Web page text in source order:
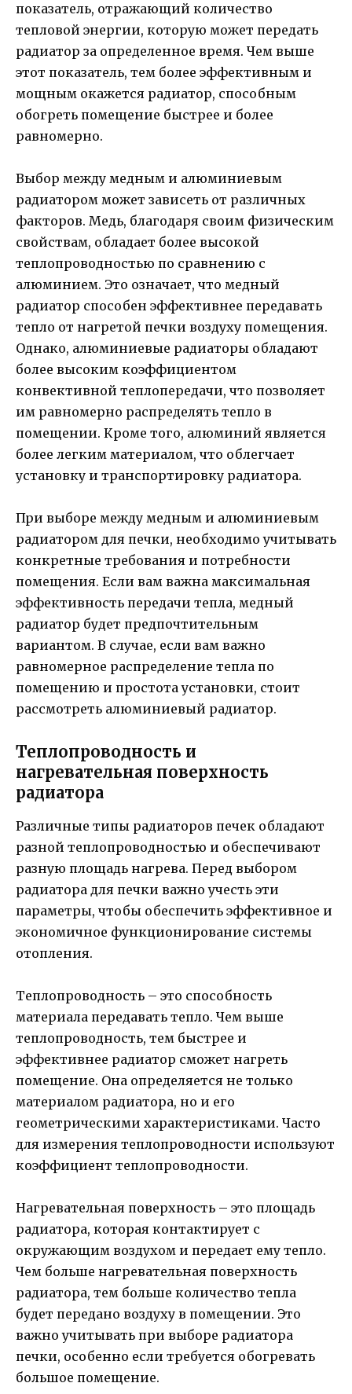
показатель, отражающий количество
тепловой энергии, которую может передать
радиатор за определенное время. Чем выше
этот показатель, тем более эффективным и
мощным окажется радиатор, способным
обогреть помещение быстрее и более
равномерно.
Выбор между медным и алюминиевым
радиатором может зависеть от различных
факторов. Медь, благодаря своим физическим
свойствам, обладает более высокой
теплопроводностью по сравнению с
алюминием. Это означает, что медный
радиатор способен эффективнее передавать
тепло от нагретой печки воздуху помещения.
Однако, алюминиевые радиаторы обладают
более высоким коэффициентом
конвективной теплопередачи, что позволяет
им равномерно распределять тепло в
помещении. Кроме того, алюминий является
более легким материалом, что облегчает
установку и транспортировку радиатора.
При выборе между медным и алюминиевым
радиатором для печки, необходимо учитывать
конкретные требования и потребности
помещения. Если вам важна максимальная
эффективность передачи тепла, медный
радиатор будет предпочтительным
вариантом. В случае, если вам важно
равномерное распределение тепла по
помещению и простота установки, стоит
рассмотреть алюминиевый радиатор.
Теплопроводность и
нагревательная поверхность
радиатора
Различные типы радиаторов печек обладают
разной теплопроводностью и обеспечивают
разную площадь нагрева. Перед выбором
радиатора для печки важно учесть эти
параметры, чтобы обеспечить эффективное и
экономичное функционирование системы
отопления.
Теплопроводность – это способность
материала передавать тепло. Чем выше
теплопроводность, тем быстрее и
эффективнее радиатор сможет нагреть
помещение. Она определяется не только
материалом радиатора, но и его
геометрическими характеристиками. Часто
для измерения теплопроводности используют
коэффициент теплопроводности.
Нагревательная поверхность – это площадь
радиатора, которая контактирует с
окружающим воздухом и передает ему тепло.
Чем больше нагревательная поверхность
радиатора, тем больше количество тепла
будет передано воздуху в помещении. Это
важно учитывать при выборе радиатора
печки, особенно если требуется обогревать
большое помещение.